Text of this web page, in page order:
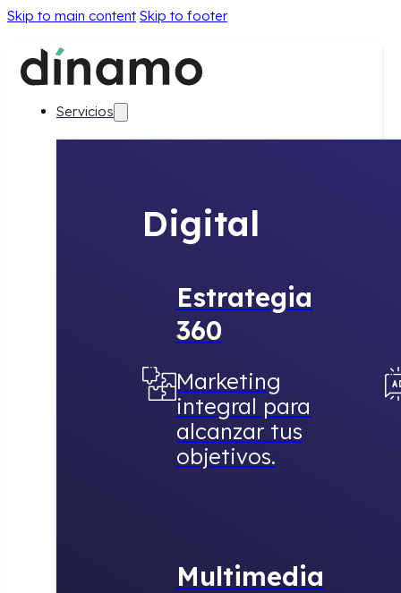
Skip to main content Skip to footer
Servicios
Digital
Estrategia
360
Marketing
integral para
alcanzar tus
objetivos.
Multimedia